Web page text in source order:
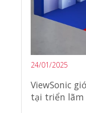
24/01/2025
ViewSonic
tại triển lãm